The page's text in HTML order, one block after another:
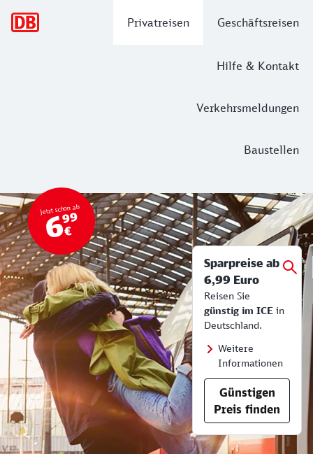
Privatreisen Geschäftsreisen
Hilfe & Kontakt
Verkehrsmeldungen
Baustellen
Bahn Tickets & Services
Top Angebot
Jetzt schon ab
699
€
Sparpreise ab
6,99 Euro
Reisen Sie
günstig im ICE in
Deutschland.
Weitere
Informationen
Günstigen
Preis finden